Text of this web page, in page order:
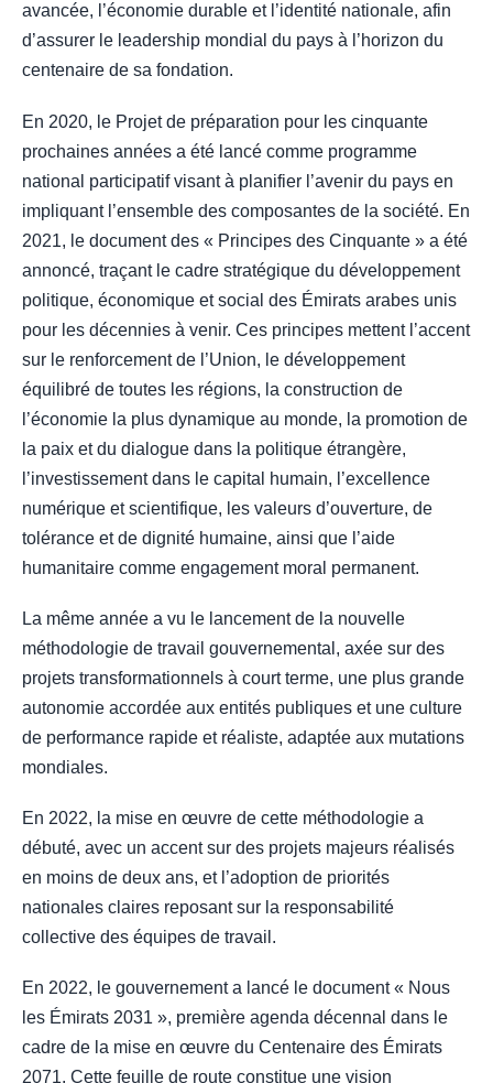
avancée, l’économie durable et l’identité nationale, afin
d’assurer le leadership mondial du pays à l’horizon du
centenaire de sa fondation.
En 2020, le Projet de préparation pour les cinquante
prochaines années a été lancé comme programme
national participatif visant à planifier l’avenir du pays en
impliquant l’ensemble des composantes de la société. En
2021, le document des « Principes des Cinquante » a été
annoncé, traçant le cadre stratégique du développement
politique, économique et social des Émirats arabes unis
pour les décennies à venir. Ces principes mettent l’accent
sur le renforcement de l’Union, le développement
équilibré de toutes les régions, la construction de
l’économie la plus dynamique au monde, la promotion de
la paix et du dialogue dans la politique étrangère,
l’investissement dans le capital humain, l’excellence
numérique et scientifique, les valeurs d’ouverture, de
tolérance et de dignité humaine, ainsi que l’aide
humanitaire comme engagement moral permanent.
La même année a vu le lancement de la nouvelle
méthodologie de travail gouvernemental, axée sur des
projets transformationnels à court terme, une plus grande
autonomie accordée aux entités publiques et une culture
de performance rapide et réaliste, adaptée aux mutations
mondiales.
En 2022, la mise en œuvre de cette méthodologie a
débuté, avec un accent sur des projets majeurs réalisés
en moins de deux ans, et l’adoption de priorités
nationales claires reposant sur la responsabilité
collective des équipes de travail.
En 2022, le gouvernement a lancé le document « Nous
les Émirats 2031 », première agenda décennal dans le
cadre de la mise en œuvre du Centenaire des Émirats
2071. Cette feuille de route constitue une vision